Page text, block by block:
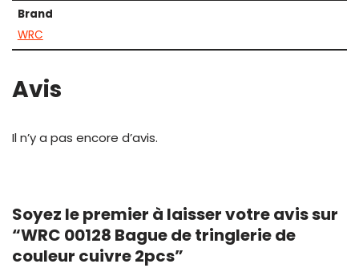
Brand
WRC
Avis
Il n’y a pas encore d’avis.
Soyez le premier à laisser votre avis sur
“WRC 00128 Bague de tringlerie de
couleur cuivre 2pcs”